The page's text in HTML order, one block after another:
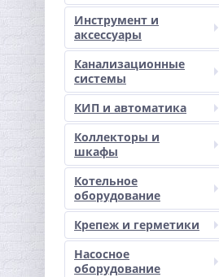
Инструмент и
аксессуары
Канализационные
системы
КИП и автоматика
Коллекторы и
шкафы
Котельное
оборудование
Крепеж и герметики
Насосное
оборудование